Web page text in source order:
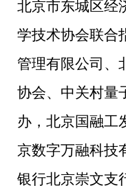
北京市东城区经
学技术协会联合
管理有限公司、
协会、中关村量
办，北京国融工
京数字万融科技
银行北京崇文支